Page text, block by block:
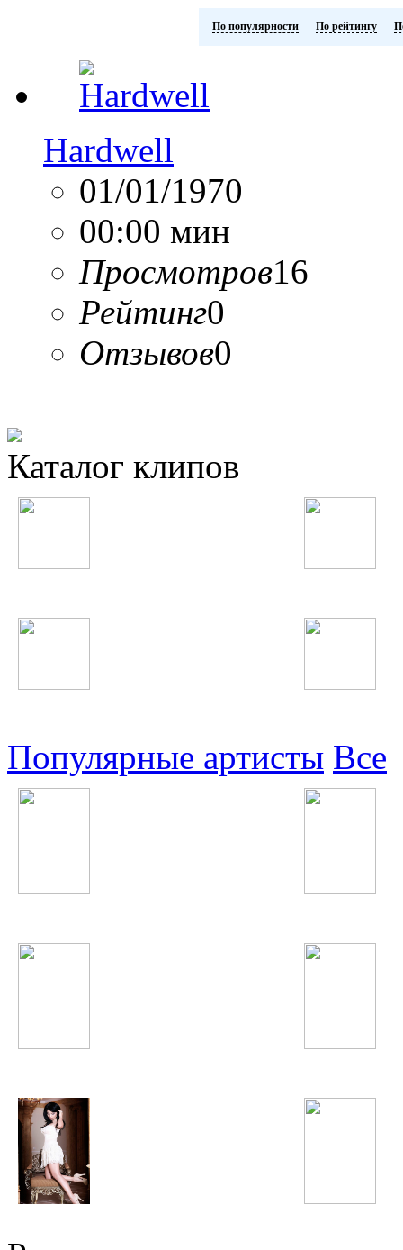
По популярности По рейтингу
Hardwell
01/01/1970
00:00 мин
Просмотров16
Рейтинг0
Отзывов0
Каталог клипов
Популярные артисты Все